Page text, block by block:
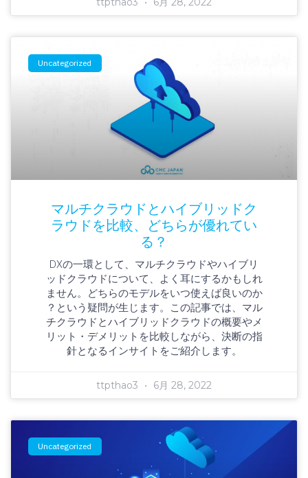
Uncategorized
マルチクラウドとハイブリッドク
ラウドを比較、どちらが優れてい
る？
DXの一環として、マルチクラウドやハイブリ
ッドクラウドについて、よく耳にするかもしれ
ません。どちらのモデルをいつ使えば良いのか
？という疑問が生じます。この記事では、マル
チクラウドとハイブリッドクラウドの概要やメ
リット・デメリットを比較しながら、決断の指
針となるインサイトをご紹介します。
ttpthao3 6月 28, 2022
Uncategorized